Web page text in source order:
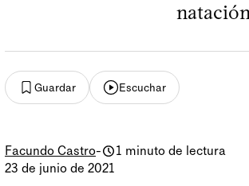
Guardar Escuchar
Facundo Castro-
1 minuto de lectura
23 de junio de 2021